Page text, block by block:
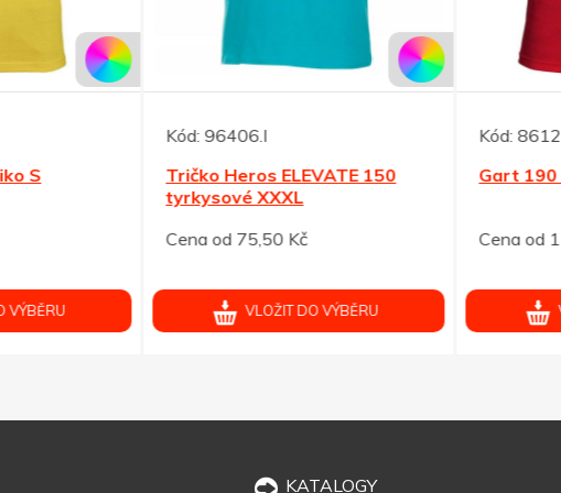
Tričko Heros ELEVATE 150
VLOŽIT DO VÝBĚRU
Gart 190 červené triko L
Cena od 117,00 Kč
VLOŽIT DO VÝBĚRU
KATALOGY